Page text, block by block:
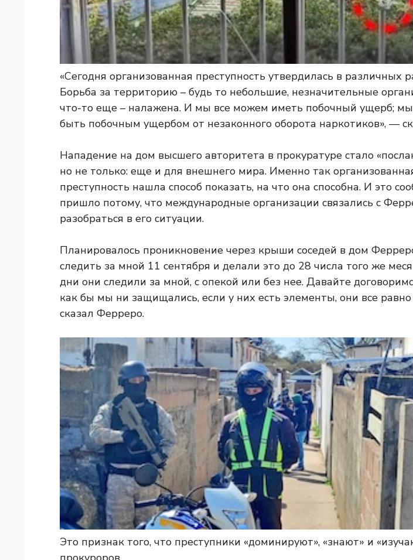
«Сегодня организованная преступность утвердилась в различных
Борьба за территорию – будь то небольшие, незначительные
что-то еще – налажена. И мы все можем иметь побочный ущерб;
быть побочным ущербом от незаконного оборота наркотиков», —
Нападение на дом высшего авторитета в прокуратуре стало
но не только: еще и для внешнего мира. Именно так
преступность нашла способ показать, на что она способна. И это
пришло потому, что международные организации связались с
разобраться в его ситуации.
Планировалось проникновение через крыши соседей в дом
следить за мной 11 сентября и делали это до 28 числа того же
дни они следили за мной, с опекой или без нее. Давайте
как бы мы ни защищались, если у них есть элементы, они все
сказал Ферреро.
Это признак того, что преступники «доминируют», «знают» и